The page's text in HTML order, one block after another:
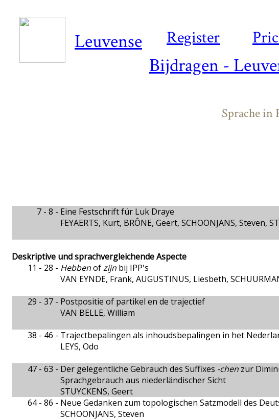
Register
Leuvense
Bijdragen -
Sprache in
7 - 8 - Eine Festschrift für Luk Draye
FEYAERTS, Kurt, BRÔNE, Geert, SCHOONJANS, Steven,
Deskriptive und sprachvergleichende Aspecte
11 - 28 - Hebbenofzijn bij IPP's
VAN EYNDE, Frank, AUGUSTINUS, Liesbeth,
29 - 37 - Postpositie of partikel en de trajectief
VAN BELLE, William
38 - 46 - Trajectbepalingen als inhoudsbepalingen in het
LEYS, Odo
47 - 63 - Der gelegentliche Gebrauch des Suffixes -chen zur
Sprachgebrauch aus niederländischer Sicht
STUYCKENS, Geert
64 - 86 - Neue Gedanken zum topologischen Satzmodell des
SCHOONJANS, Steven